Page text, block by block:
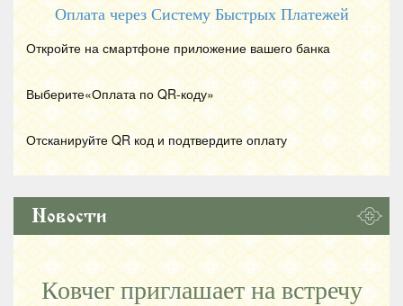
Оплата через Систему Быстрых Платежей
Откройте на смартфоне приложение вашего банка
Выберите«Оплата по QR-коду»
Отсканируйте QR код и подтвердите оплату
Новости
Ковчег приглашает на встречу